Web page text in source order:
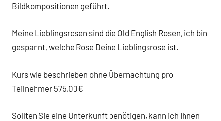
Bildkompositionen geführt.
Meine Lieblingsrosen sind die Old English Rosen, ich bin
gespannt, welche Rose Deine Lieblingsrose ist.
Kurs wie beschrieben ohne Übernachtung pro
Teilnehmer 575,00€
Sollten Sie eine Unterkunft benötigen, kann ich Ihnen